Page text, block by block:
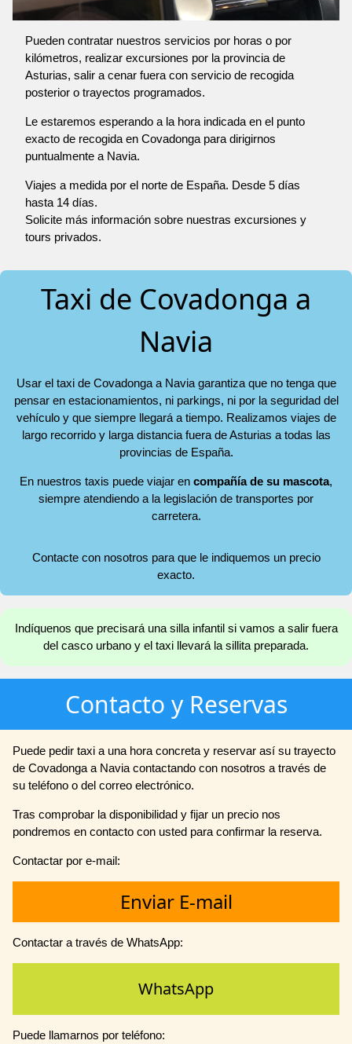
Pueden contratar nuestros servicios por horas o por
kilómetros, realizar excursiones por la provincia de
Asturias, salir a cenar fuera con servicio de recogida
posterior o trayectos programados.
Le estaremos esperando a la hora indicada en el punto
exacto de recogida en Covadonga para dirigirnos
puntualmente a Navia.
Viajes a medida por el norte de España. Desde 5 días
hasta 14 días.
Solicite más información sobre nuestras excursiones y
tours privados.
Taxi de Covadonga a
Navia
Usar el taxi de Covadonga a Navia garantiza que no tenga que
pensar en estacionamientos, ni parkings, ni por la seguridad del
vehículo y que siempre llegará a tiempo. Realizamos viajes de
largo recorrido y larga distancia fuera de Asturias a todas las
provincias de España.
En nuestros taxis puede viajar en compañía de su mascota,
siempre atendiendo a la legislación de transportes por
carretera.
Contacte con nosotros para que le indiquemos un precio
exacto.
Indíquenos que precisará una silla infantil si vamos a salir fuera
del casco urbano y el taxi llevará la sillita preparada.
Contacto y Reservas
Puede pedir taxi a una hora concreta y reservar así su trayecto
de Covadonga a Navia contactando con nosotros a través de
su teléfono o del correo electrónico.
Tras comprobar la disponibilidad y fijar un precio nos
pondremos en contacto con usted para confirmar la reserva.
Contactar por e-mail:
Enviar E-mail
Contactar a través de WhatsApp:
WhatsApp
Puede llamarnos por teléfono: